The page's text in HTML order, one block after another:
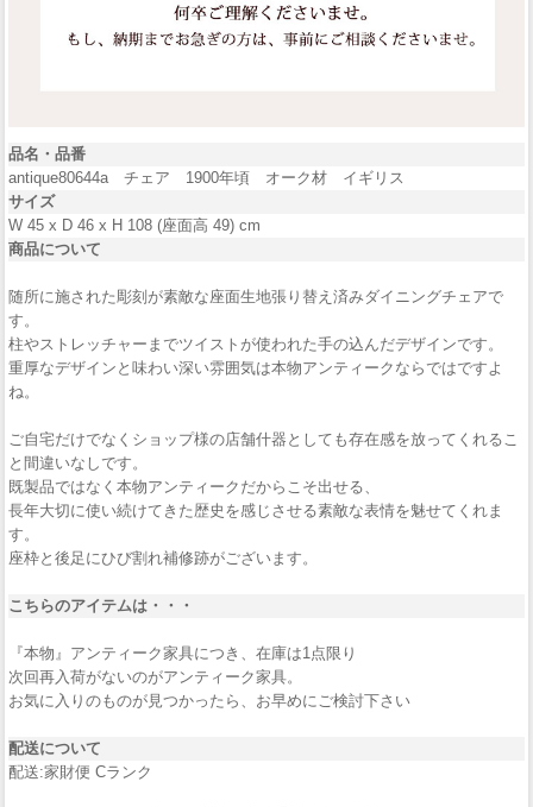
品名・品番
antique80644a チェア 1900年頃 オーク材 イギリス
サイズ
W 45 x D 46 x H 108 (座面高 49) cm
商品について
随所に施された彫刻が素敵な座面生地張り替え済みダイニングチェアで
す。
柱やストレッチャーまでツイストが使われた手の込んだデザインです。
重厚なデザインと味わい深い雰囲気は本物アンティークならではですよ
ね。
ご自宅だけでなくショップ様の店舗什器としても存在感を放ってくれるこ
と間違いなしです。
既製品ではなく本物アンティークだからこそ出せる、
長年大切に使い続けてきた歴史を感じさせる素敵な表情を魅せてくれま
す。
座枠と後足にひび割れ補修跡がございます。
こちらのアイテムは・・・
『本物』アンティーク家具につき、在庫は1点限り
次回再入荷がないのがアンティーク家具。
お気に入りのものが見つかったら、お早めにご検討下さい
配送について
配送:家財便 Cランク